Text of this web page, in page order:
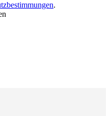
.